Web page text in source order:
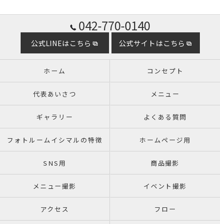
042-770-0140
公式LINEはこちら 公式サイトはこちら
ホーム コンセプト
代表あいさつ メニュー
ギャラリー よくある質問
フォトルームイシマルの特徴 ホームページ用
SNS用 商品撮影
メニュー撮影 イベント撮影
アクセス フロー